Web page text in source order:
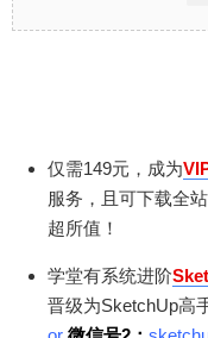
仅需149元，成为
服务，且可下载全
超所值！
学堂有系统进阶
晋级为SketchUp高